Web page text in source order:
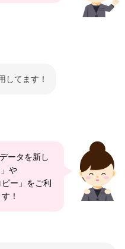
してます！
ータを新し
や
ー」をご利
！